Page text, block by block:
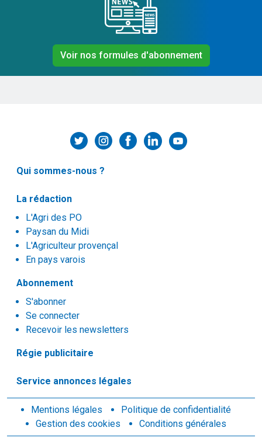
Voir nos formules d'abonnement
Qui sommes-nous ?
La rédaction
L'Agri des PO
Paysan du Midi
L'Agriculteur provençal
En pays varois
Abonnement
S'abonner
Se connecter
Recevoir les newsletters
Régie publicitaire
Service annonces légales
Mentions légales
Politique de confidentialité
Gestion des cookies
Conditions générales